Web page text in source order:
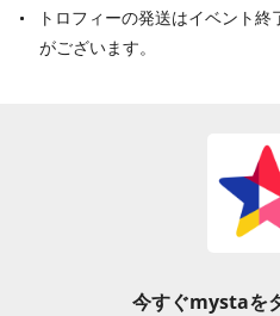
トロフィーの発送はイベント
がございます。
今すぐmystaを